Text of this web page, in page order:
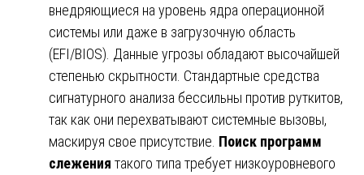
внедряющиеся на уровень ядра операционной
системы или даже в загрузочную область
(EFI/BIOS). Данные угрозы обладают высочайшей
степенью скрытности. Стандартные средства
сигнатурного анализа бессильны против руткитов,
так как они перехватывают системные вызовы,
маскируя свое присутствие. Поиск программ
слежения такого типа требует низкоуровневого